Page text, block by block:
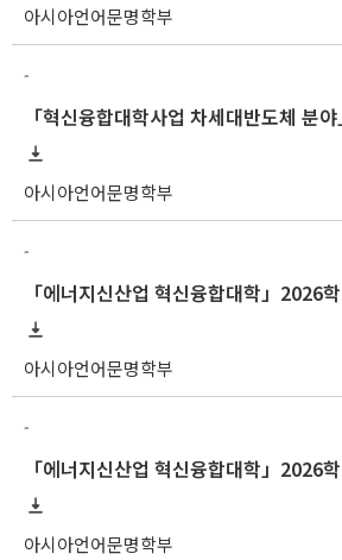
아시아언어문명학부
-
아시아언어문명학부
-
아시아언어문명학부
-
아시아언어문명학부